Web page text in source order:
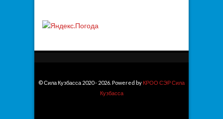
© Сила Кузбасса 2020 - 2026. Powered by КРОО СЭР Сила
Кузбасса